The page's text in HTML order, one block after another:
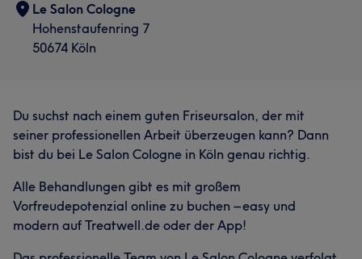
Le Salon Cologne
Hohenstaufenring 7
50674 Köln
Du suchst nach einem guten Friseursalon, der mit
seiner professionellen Arbeit überzeugen kann? Dann
bist du bei Le Salon Cologne in Köln genau richtig.
Alle Behandlungen gibt es mit großem
Vorfreudepotenzial online zu buchen – easy und
modern auf Treatwell.de oder der App!